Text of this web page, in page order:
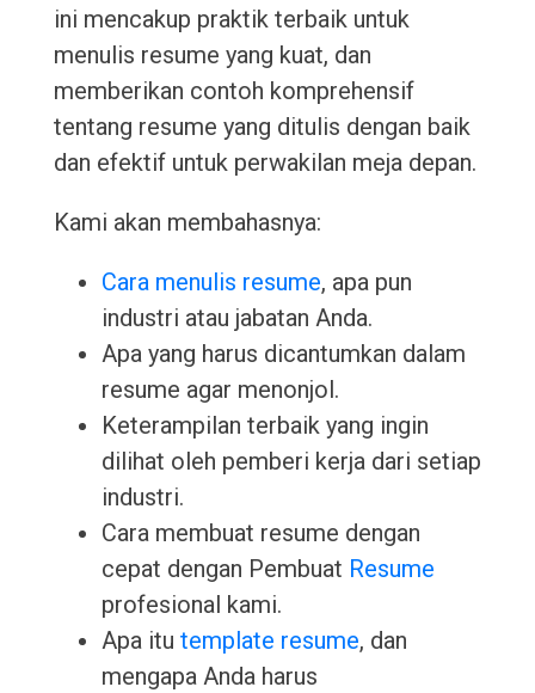
ini mencakup praktik terbaik untuk
menulis resume yang kuat, dan
memberikan contoh komprehensif
tentang resume yang ditulis dengan baik
dan efektif untuk perwakilan meja depan.
Kami akan membahasnya:
Cara menulis resume, apa pun
industri atau jabatan Anda.
Apa yang harus dicantumkan dalam
resume agar menonjol.
Keterampilan terbaik yang ingin
dilihat oleh pemberi kerja dari setiap
industri.
Cara membuat resume dengan
cepat dengan Pembuat Resume
profesional kami.
Apa itu template resume, dan
mengapa Anda harus